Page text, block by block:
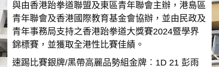
與由香港跆拳道聯盟及東區青年聯會主辦，港島區
青年聯會及香港國際教育基金會協辦，並由民政及
青年事務局支持之香港跆拳道大獎賽2024暨學界
錦標賽，並獲取全港性比賽佳績。
速踢比賽銀牌/黑帶高麗品勢組金牌︰1D 21 彭雨